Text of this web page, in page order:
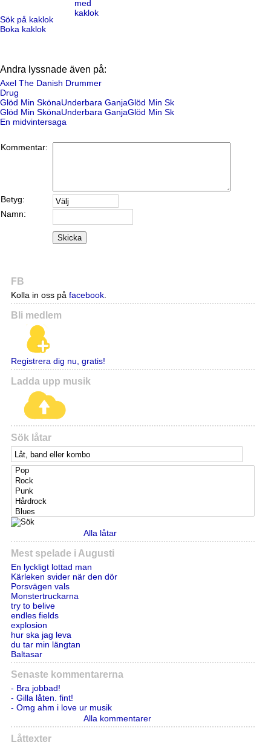
Sök på kaklok
Boka kaklok
Andra lyssnade även på:
Axel The Danish Drummer
Drug
Glöd Min SkönaUnderbara GanjaGlöd Min Sk
Glöd Min SkönaUnderbara GanjaGlöd Min Sk
En midvintersaga
Kommentar:
Betyg:
Namn:
Skicka
FB
Kolla in oss på facebook.
Bli medlem
Registrera dig nu, gratis!
Ladda upp musik
Sök låtar
Alla låtar
Mest spelade i Augusti
En lyckligt lottad man
Kärleken svider när den dör
Porsvägen vals
Monstertruckarna
try to belive
endles fields
explosion
hur ska jag leva
du tar min längtan
Baltasar
Senaste kommentarerna
- Bra jobbad!
- Gilla låten. fint!
- Omg ahm i love ur musik
Alla kommentarer
Låttexter